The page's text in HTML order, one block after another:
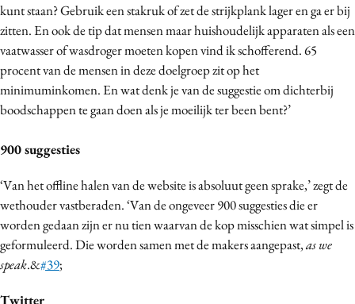
kunt staan? Gebruik een stakruk of zet de strijkplank lager en ga er bij
zitten. En ook de tip dat mensen maar huishoudelijk apparaten als een
vaatwasser of wasdroger moeten kopen vind ik schofferend. 65
procent van de mensen in deze doelgroep zit op het
minimuminkomen. En wat denk je van de suggestie om dichterbij
boodschappen te gaan doen als je moeilijk ter been bent?’
900 suggesties
‘Van het offline halen van de website is absoluut geen sprake,’ zegt de
wethouder vastberaden. ‘Van de ongeveer 900 suggesties die er
worden gedaan zijn er nu tien waarvan de kop misschien wat simpel is
geformuleerd. Die worden samen met de makers aangepast,as we
speak.&#39;
Twitter